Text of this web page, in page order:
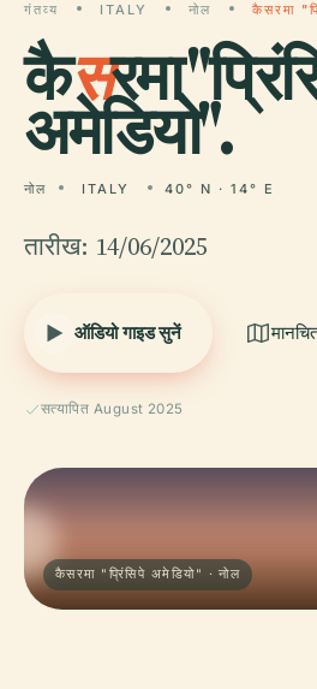
गंतव्य ITALY नोल कैसरमा
कैसरमा
अमेडियो".
नोल ITALY 40° N · 14° E
तारीख: 14/06/2025
ऑडियो गाइड सुनें
सत्यापित August 2025
कैसरमा "प्रिंसिपे अमेडियो" · नोल